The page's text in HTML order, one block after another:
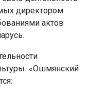
директором
актов
«Ошмянский